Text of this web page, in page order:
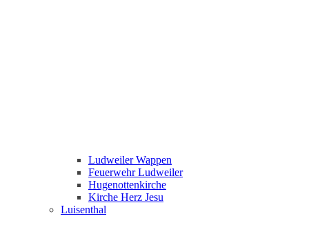
Ludweiler Wappen
Feuerwehr Ludweiler
Hugenottenkirche
Kirche Herz Jesu
Luisenthal